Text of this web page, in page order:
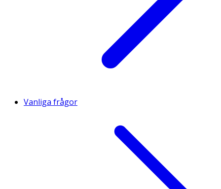
Vanliga frågor